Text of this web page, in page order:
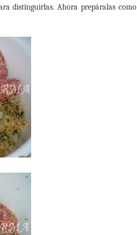
distinguirlas. Ahora prepáralas como